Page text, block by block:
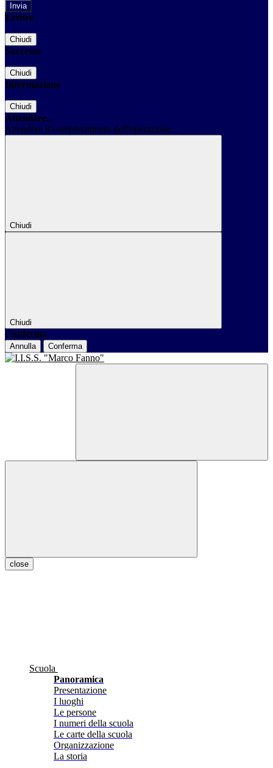
Errore
Chiudi
Successo
Chiudi
Informazione
Chiudi
Attendere...
Attendere il completamento dell'operazione...
Chiudi
Chiudi
Conferma
Annulla Conferma
close
Scuola
Panoramica
Presentazione
I luoghi
Le persone
I numeri della scuola
Le carte della scuola
Organizzazione
La storia